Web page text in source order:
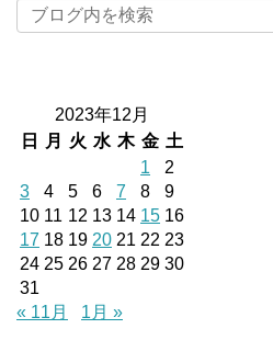
2023年12月
日
月 火 水 木 金 土
1
2
3
4 5 6 7 8
9
10 11 12 13 14 15 16
17 18 19 20 21 22 23
24 25 26 27 28 29 30
31
« 11月
1月 »